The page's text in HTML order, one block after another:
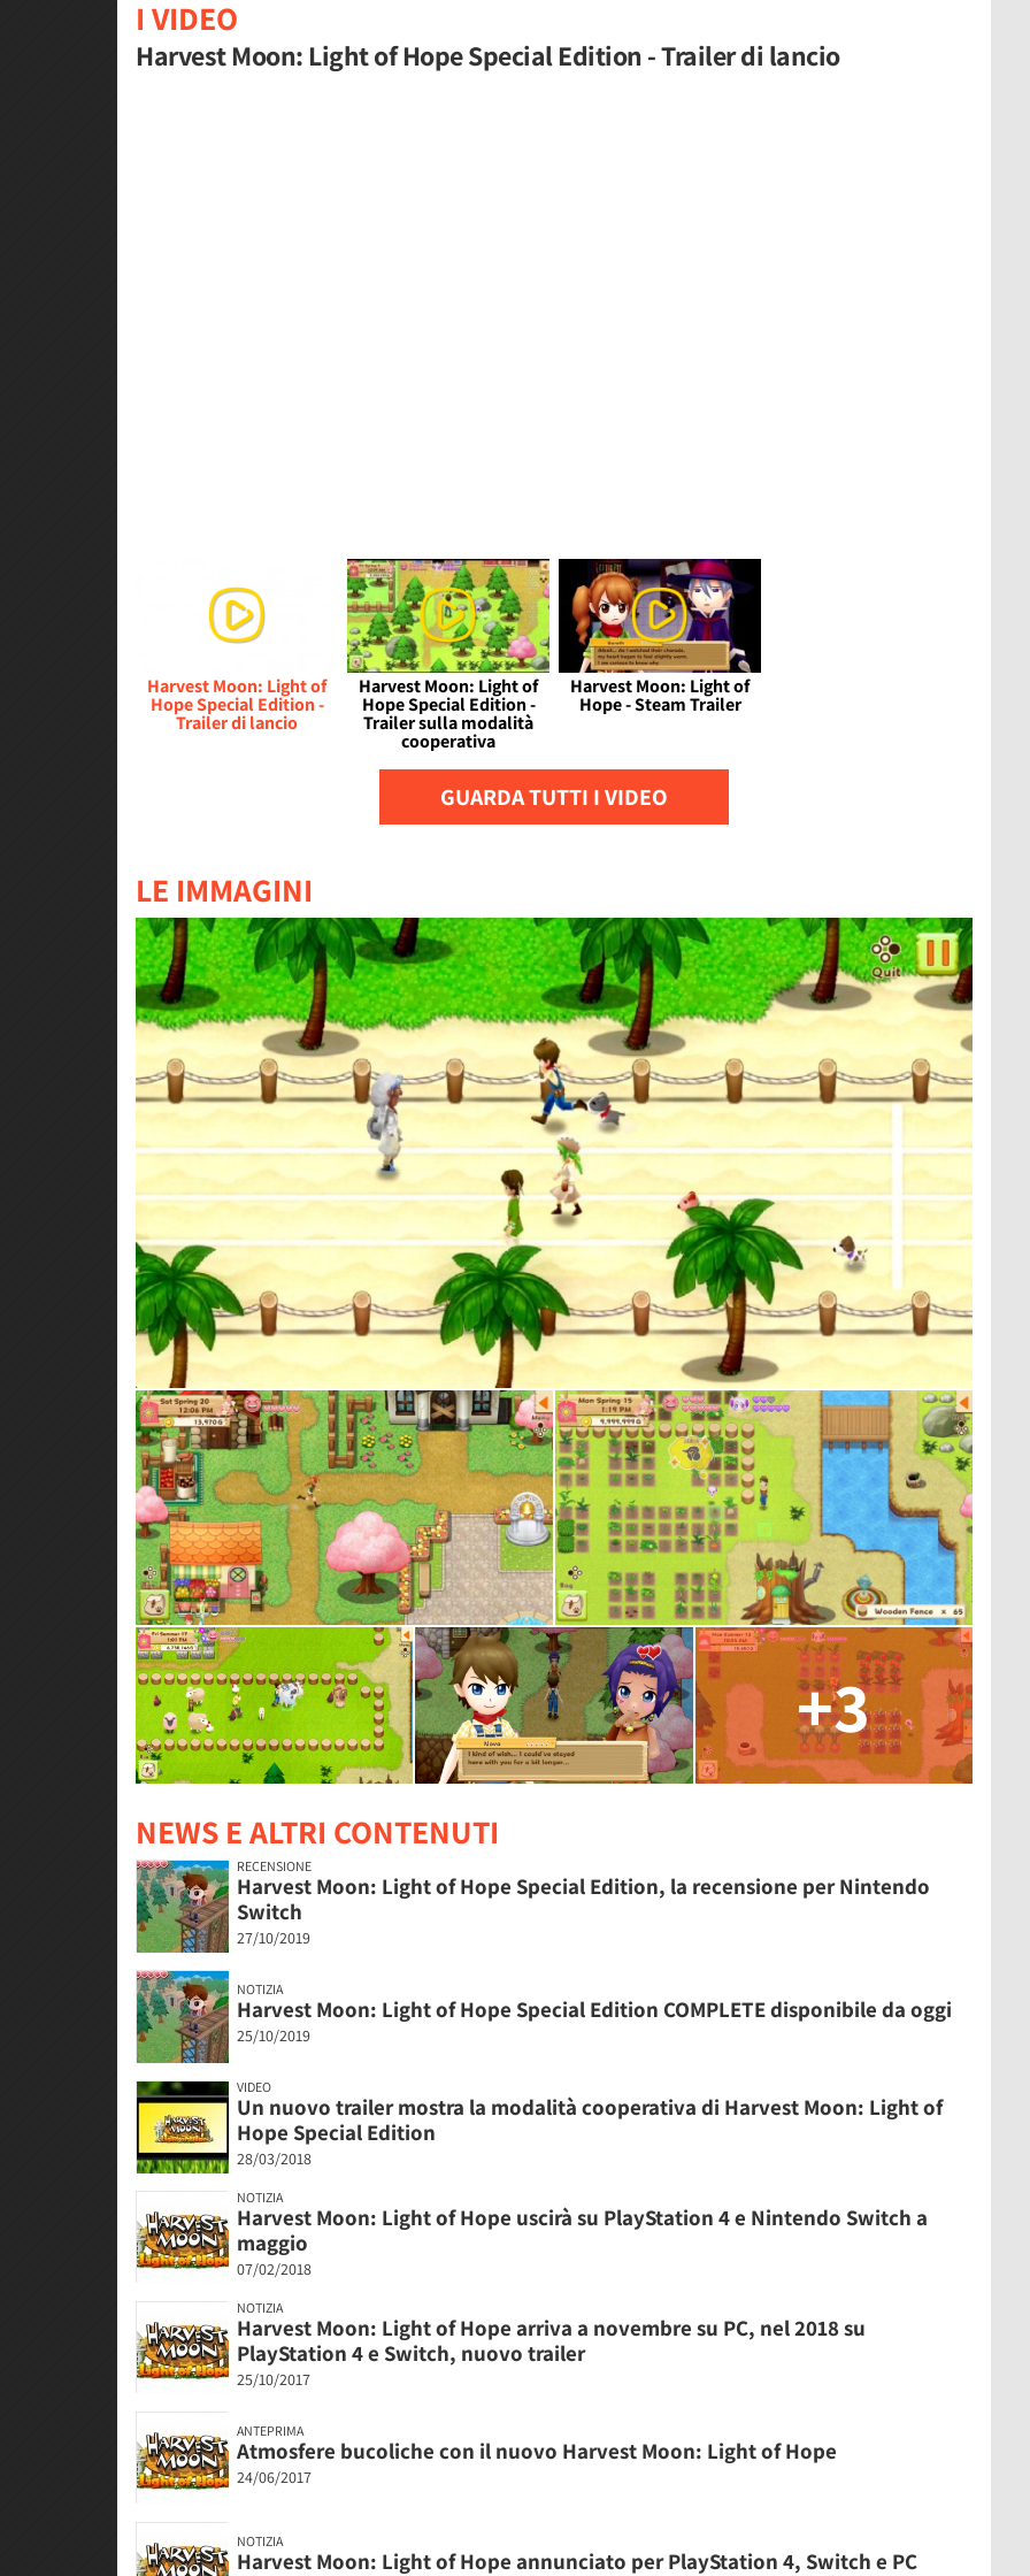
I VIDEO
Harvest Moon: Light of Hope Special Edition - Trailer di lancio
Harvest Moon: Light of
Hope Special Edition -
Trailer di lancio
Harvest Moon: Light of
Hope Special Edition -
Trailer sulla modalità
cooperativa
Harvest Moon: Light of
Hope - Steam Trailer
GUARDA TUTTI I VIDEO
LE IMMAGINI
+3
NEWS E ALTRI CONTENUTI
RECENSIONE
Harvest Moon: Light of Hope Special Edition, la recensione per Nintendo
Switch
27/10/2019
NOTIZIA
Harvest Moon: Light of Hope Special Edition COMPLETE disponibile da oggi
25/10/2019
VIDEO
Un nuovo trailer mostra la modalità cooperativa di Harvest Moon: Light of
Hope Special Edition
28/03/2018
NOTIZIA
Harvest Moon: Light of Hope uscirà su PlayStation 4 e Nintendo Switch a
maggio
07/02/2018
NOTIZIA
Harvest Moon: Light of Hope arriva a novembre su PC, nel 2018 su
PlayStation 4 e Switch, nuovo trailer
25/10/2017
ANTEPRIMA
Atmosfere bucoliche con il nuovo Harvest Moon: Light of Hope
24/06/2017
NOTIZIA
Harvest Moon: Light of Hope annunciato per PlayStation 4, Switch e PC